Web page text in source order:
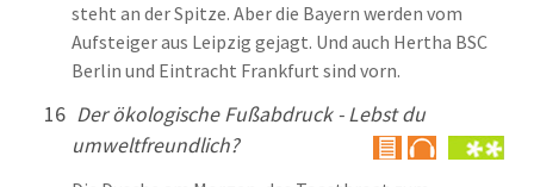
steht an der Spitze. Aber die Bayern werden vom
Aufsteiger aus Leipzig gejagt. Und auch Hertha BSC
Berlin und Eintracht Frankfurt sind vorn.
16 Der ökologische Fußabdruck - Lebst du
umweltfreundlich?